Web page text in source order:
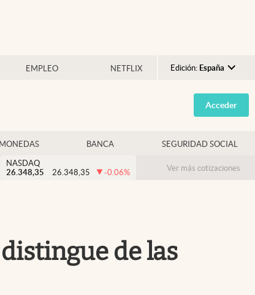
EMPLEO NETFLIX Edición: España
Argentina
España
USA
Colombia
Acceder
BANCA SEGURIDAD SOCIAL
NASDAQ
26.348,35
26.348,35 -0.06% Ver más cotizaciones
de las